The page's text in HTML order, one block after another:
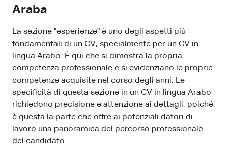
Araba
La sezione "esperienze" è uno degli aspetti più
fondamentali di un CV, specialmente per un CV in
lingua Arabo. È qui che si dimostra la propria
competenza professionale e si evidenziano le proprie
competenze acquisite nel corso degli anni. Le
specificità di questa sezione in un CV in lingua Arabo
richiedono precisione e attenzione ai dettagli, poiché
è questa la parte che offre ai potenziali datori di
lavoro una panoramica del percorso professionale
del candidato.